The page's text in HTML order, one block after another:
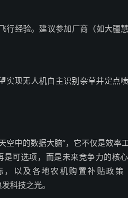
经验。建议参加厂商（如大疆
现无人机自主识别杂草并定点
空中的数据大脑”，它不仅是效率
可选项，而是未来竞争力的核
以及各地农机购置补贴政策
科技之光。